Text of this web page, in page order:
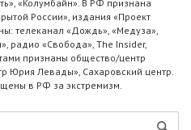
«Колумбайн». В РФ признана
России», издания «Проект
телеканал «Дождь», «Медуза»,
радио «Свобода», The Insider,
признаны общество/центр
Юрия Левады», Сахаровский центр.
в РФ за экстремизм.